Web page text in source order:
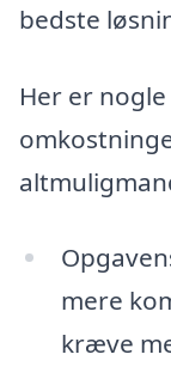
bedste
Her er
mere
kræve